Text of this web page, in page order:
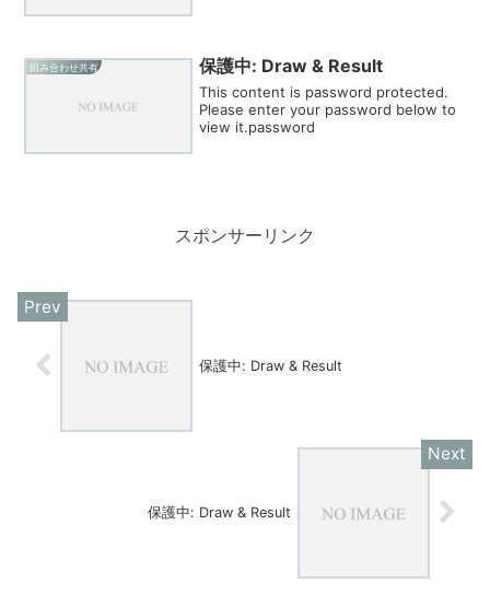
組み合わせ共有 保護中: Draw & Result
This content is password protected.
Please enter your password below to
view it.password
スポンサーリンク
保護中: Draw & Result
保護中: Draw & Result